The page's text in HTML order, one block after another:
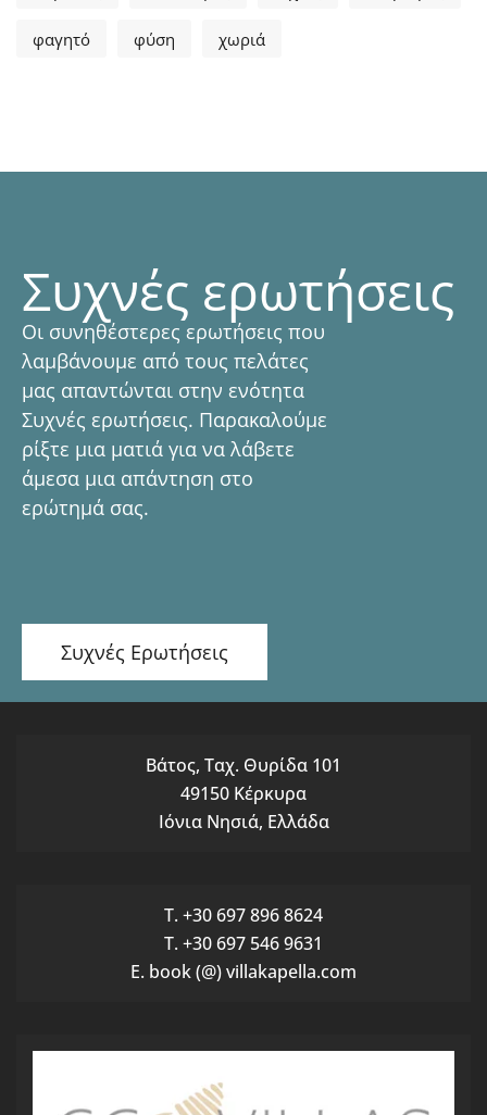
φαγητό φύση χωριά
Συχνές ερωτήσεις
Οι συνηθέστερες ερωτήσεις που
λαμβάνουμε από τους πελάτες
μας απαντώνται στην ενότητα
Συχνές ερωτήσεις. Παρακαλούμε
ρίξτε μια ματιά για να λάβετε
άμεσα μια απάντηση στο
ερώτημά σας.
Συχνές Ερωτήσεις
Βάτος, Ταχ. Θυρίδα 101
49150 Κέρκυρα
Ιόνια Νησιά, Ελλάδα
T. +30 697 896 8624
T. +30 697 546 9631
E. book (@) villakapella.com